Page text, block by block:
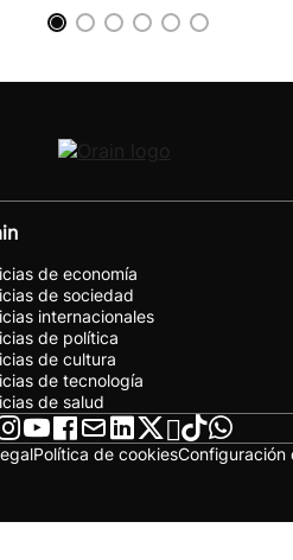
de economía
de sociedad
internacionales
de política
de cultura
de tecnología
de salud
Política de cookiesConfiguración